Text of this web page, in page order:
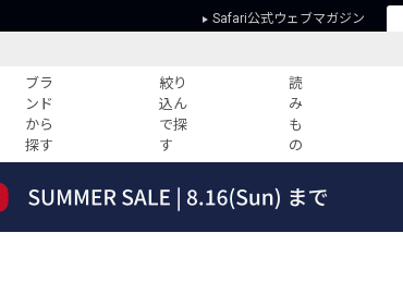
Safari公式ウェブマガジン
ブラ
ンド
から
探す
絞り
込ん
で探
す
読
み
も
の
すべての記事